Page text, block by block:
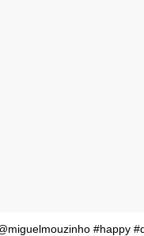
#happy